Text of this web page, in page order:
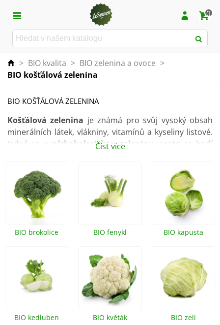
0
> BIO kvalita > BIO zelenina a ovoce >
BIO košťálová zelenina
BIO KOŠŤÁLOVÁ ZELENINA
Košťálová zelenina je známá pro svůj vysoký obsah
minerálních látek, vlákniny, vitamínů a kyseliny listové.
Jedná se o
nízkokalorickou zeleninu
, proto se hodí
V naší nabídce naleznete semena kedluben, zelí,
fenyklu, květáku a kadeřávku a to vše v BIO kvalitě.
Košťálová zelenina vyžadujepůdu bohatou na živiny
proto doporučujeme použít biologická hnojiva.
Číst více
BIO brokolice BIO fenykl BIO kapusta
BIO kedluben BIO květák BIO zelí